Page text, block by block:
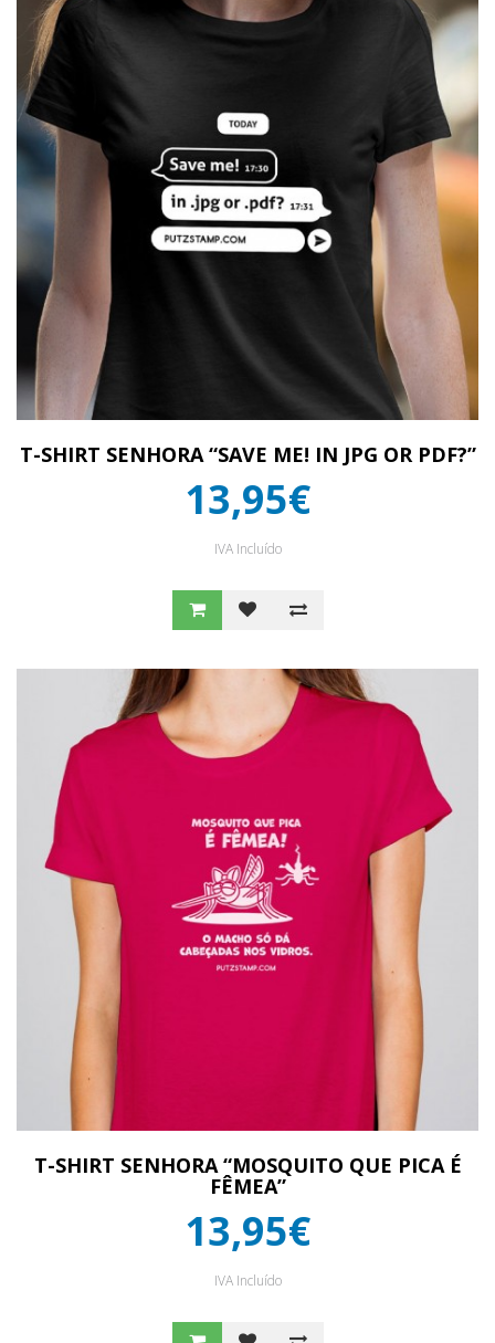
T-SHIRT SENHORA “SAVE ME! IN JPG OR PDF?”
13,95€
IVA Incluído
T-SHIRT SENHORA “MOSQUITO QUE PICA É
FÊMEA”
13,95€
IVA Incluído